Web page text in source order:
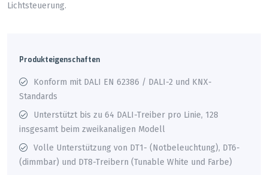
Lichtsteuerung.
Produkteigenschaften
Konform mit DALI EN 62386 / DALI-2 und KNX-
Standards
Unterstützt bis zu 64 DALI-Treiber pro Linie, 128
insgesamt beim zweikanaligen Modell
Volle Unterstützung von DT1- (Notbeleuchtung), DT6-
(dimmbar) und DT8-Treibern (Tunable White und Farbe)